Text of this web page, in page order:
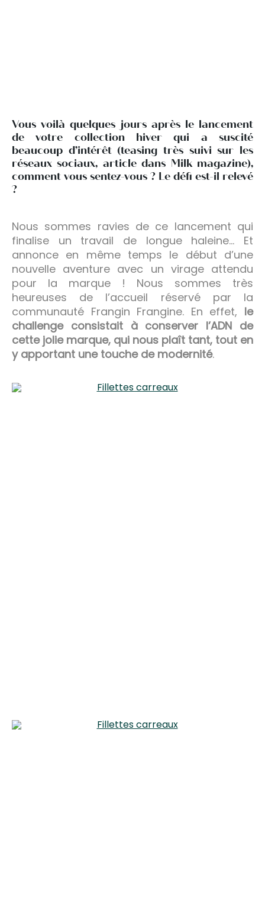
Vous voilà quelques jours après le lancement
de votre collection hiver qui a suscité
beaucoup d’intérêt (teasing très suivi sur les
réseaux sociaux, article dans Milk magazine),
comment vous sentez-vous ? Le défi est-il relevé
?
Nous sommes ravies de ce lancement qui
finalise un travail de longue haleine… Et
annonce en même temps le début d’une
nouvelle aventure avec un virage attendu
pour la marque ! Nous sommes très
heureuses de l’accueil réservé par la
communauté Frangin Frangine. En effet, le
challenge consistait à conserver l’ADN de
cette jolie marque, qui nous plaît tant, tout en
y apportant une touche de modernité.